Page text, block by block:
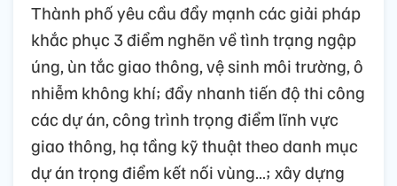
Thành phố yêu cầu đẩy mạnh các giải pháp
khắc phục 3 điểm nghẽn về tình trạng ngập
úng, ùn tắc giao thông, vệ sinh môi trường, ô
nhiễm không khí; đẩy nhanh tiến độ thi công
các dự án, công trình trọng điểm lĩnh vực
giao thông, hạ tầng kỹ thuật theo danh mục
dự án trọng điểm kết nối vùng…; xây dựng